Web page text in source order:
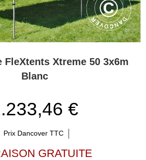
FleXtents Xtreme 50 3x6m
Blanc
€
Prix Dancover TTC
GRATUITE